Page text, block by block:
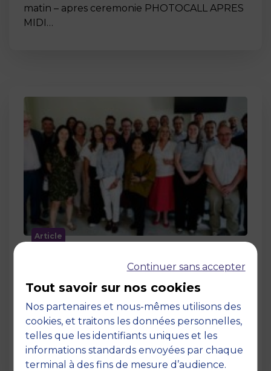
matin – apres ceremonie PHOTOCALL APRES
MIDI…
Article
de l’Économie Numérique 2026 : un
engagement au service de
l’innovation en occitanie
12 juin 2026
La semaine dernière, le campus de MBS
School of Business a ouvert ses portes aux
jurys des Trophées …
Continuer sans accepter
Tout savoir sur nos cookies
Nos partenaires et nous-mêmes utilisons des
cookies, et traitons les données personnelles,
telles que les identifiants uniques et les
informations standards envoyées par chaque
terminal à des fins de mesure d’audience.